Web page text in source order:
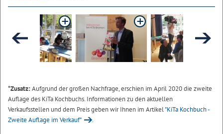
*Zusatz:Aufgrund der großen Nachfrage, erschien im April 2020 die zweite
Auflage des KiTa Kochbuchs. Informationen zu den aktuellen
Verkaufsstellen und dem Preis geben wir Ihnen im Artikel"KiTa Kochbuch -
Zweite Auflage im Verkauf"
.